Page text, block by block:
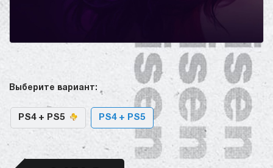
Выберите вариант:
PS4 + PS5 PS4 + PS5